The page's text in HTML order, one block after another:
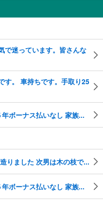
で迷っています。皆さんな
す。 車持ちです。手取り25
ボーナス払いなし 家族...
りました 次男は木の枝で...
ボーナス払いなし 家族...